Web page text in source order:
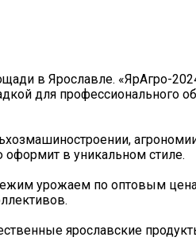
в Ярославле. «ЯрАгро-
для профессионального
в уникальном стиле.
урожаем по оптовым
ярославские